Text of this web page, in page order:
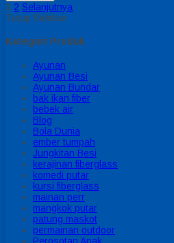
1 2 Selanjutnya
Tutup Sidebar
Kategori Produk
Ayunan
Ayunan Besi
Ayunan Bundar
bak ikan fiber
bebek air
Blog
Bola Dunia
ember tumpah
Jungkitan Besi
kerajinan fiberglass
komedi putar
kursi fiberglass
mainan perr
mangkok putar
patung maskot
permainan outdoor
Perosotan Anak